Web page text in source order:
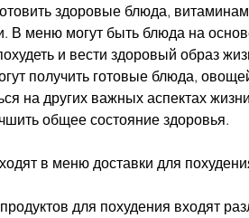
здоровые блюда,
В меню могут быть блюда на
и вести здоровый образ
получить готовые блюда,
на других важных аспектах
общее состояние здоровья.
в меню доставки для
для похудения входят